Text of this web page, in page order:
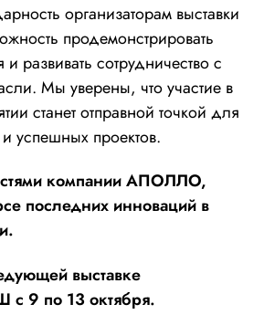
организаторам выставки
продемонстрировать
развивать сотрудничество с
Мы уверены, что участие в
станет отправной точкой для
успешных проектов.
компании АПОЛЛО,
последних инноваций в
выставке
9 по 13 октября.